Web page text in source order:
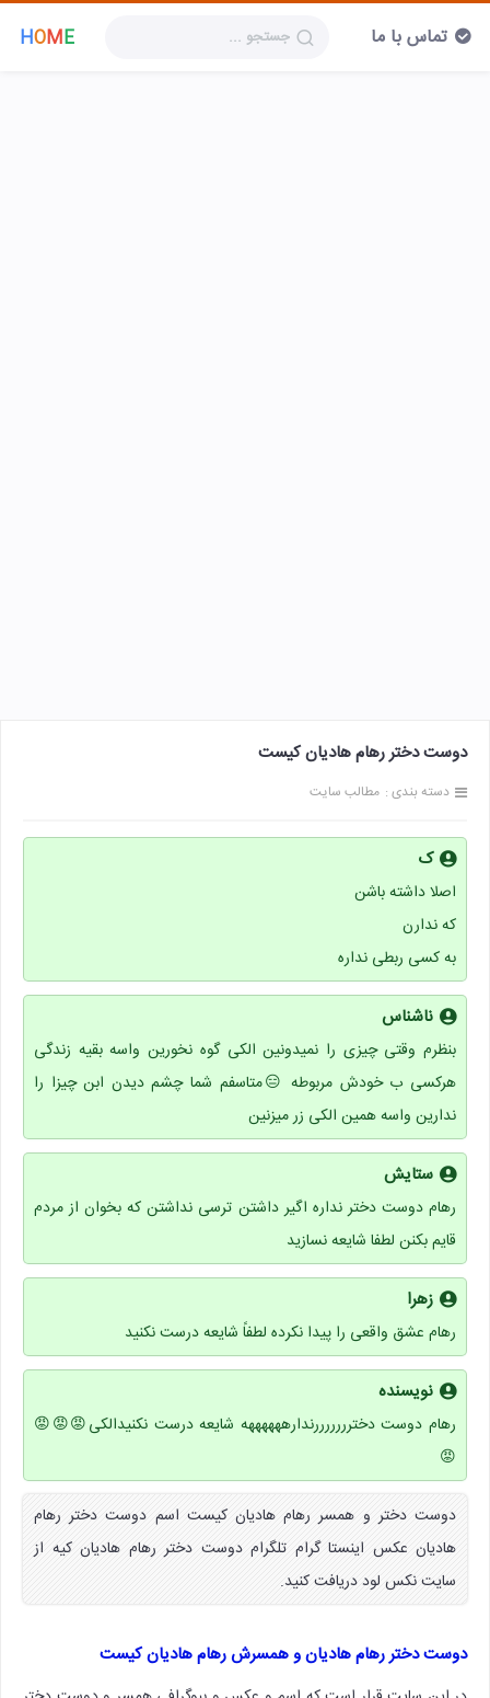
HOME تماس با ما
دوست دختر رهام هادیان کیست
دسته بندی : مطالب سایت
ک
اصلا داشته باشن
که ندارن
به کسی ربطی نداره
ناشناس
بنظرم وقتی چیزی را نمیدونین الکی گوه نخورین واسه بقیه زندگی
هرکسی ب خودش مربوطه 😑متاسفم شما چشم دیدن ابن چیزا را
ندارین واسه همین الکی زر میزنین
ستایش
رهام دوست دختر نداره اگیر داشتن ترسی نداشتن که بخوان از مردم
قایم بکنن لطفا شایعه نسازید
زهرا
رهام عشق واقعی را پیدا نکرده لطفاً شایعه درست نکنید
نویسنده
رهام دوست دخترررررررندارههههههه شایعه درست نکنیدالکی😡😡😡
😡
دوست دختر و همسر رهام هادیان کیست اسم دوست دختر رهام
هادیان عکس اینستا گرام تلگرام دوست دختر رهام هادیان کیه از
سایت نکس لود دریافت کنید.
دوست دختر رهام هادیان و همسرش رهام هادیان کیست